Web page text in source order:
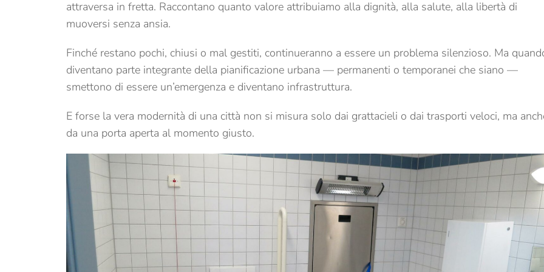
attraversa in fretta. Raccontano quanto valore attribuiamo alla dignità, alla salute, alla libertà di
muoversi senza ansia.
Finché restano pochi, chiusi o mal gestiti, continueranno a essere un problema silenzioso. Ma
diventano parte integrante della pianificazione urbana — permanenti o temporanei che siano —
smettono di essere un’emergenza e diventano infrastruttura.
E forse la vera modernità di una città non si misura solo dai grattacieli o dai trasporti veloci, ma
da una porta aperta al momento giusto.